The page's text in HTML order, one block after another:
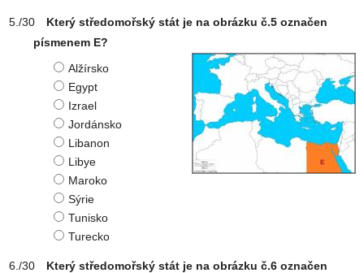
Který středomořský stát je na obrázku č.5 označen
písmenem E?
Alžírsko
Egypt
Izrael
Jordánsko
Libanon
Libye
Maroko
Sýrie
Tunisko
Turecko
Který středomořský stát je na obrázku č.6 označen